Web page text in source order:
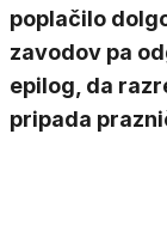
poplačilo
zavodov pa
epilog, da
pripada